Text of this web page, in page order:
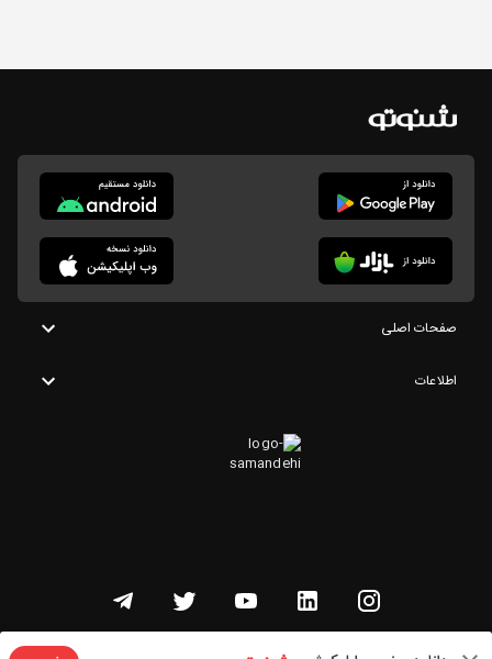
صفحات اصلی
اطلاعات
تمامی حقوق این وبسایت متعلق به شنوتو است